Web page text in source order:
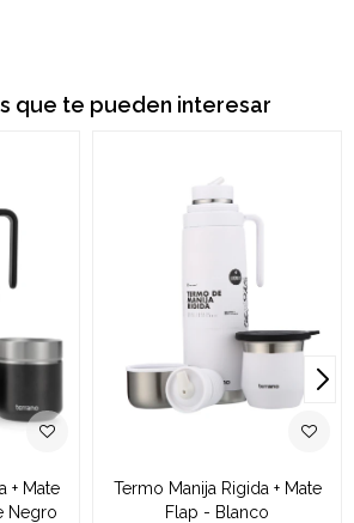
que te pueden interesar
+ Mate
Negro
Termo Manija Rigida + Mate
Flap - Blanco